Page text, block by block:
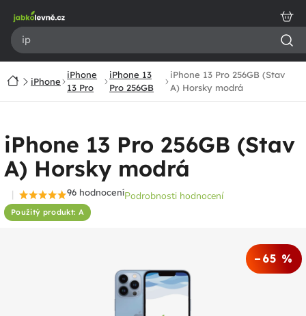
obsah
DomůiPhone
iPhone
13 Pro
iPhone 13
Pro 256GB
iPhone 13 Pro 256GB (Stav
A) Horsky modrá
iPhone 13 Pro 256GB (Stav
A) Horsky modrá
Použitý produkt: A
Průměrné
hodnocení
96 hodnoceníPodrobnosti hodnocení
–65 %